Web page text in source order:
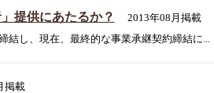
提供にあたるか？ 2013年08月掲載
し、現在、最終的な事業承継契約締結に...
掲載